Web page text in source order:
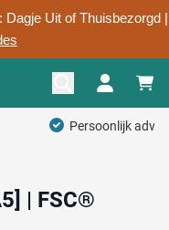
Uit of Thuisbezorgd |
| FSC®